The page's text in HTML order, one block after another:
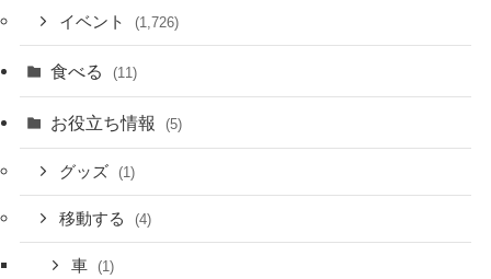
イベント (1,726)
食べる (11)
お役立ち情報 (5)
グッズ (1)
移動する (4)
車 (1)